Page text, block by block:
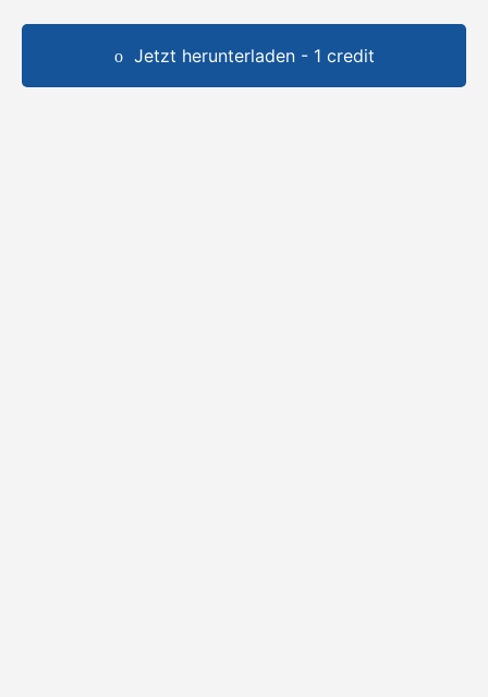
Jetzt herunterladen - 1 credit